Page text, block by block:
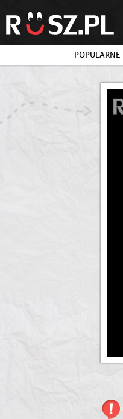
POPULARNE